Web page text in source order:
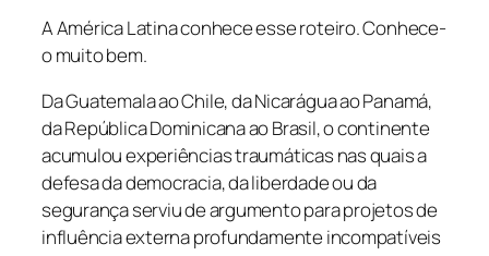
A América Latina conhece esse roteiro. Conhece-
o muito bem.
Da Guatemala ao Chile, da Nicarágua ao Panamá,
da República Dominicana ao Brasil, o continente
acumulou experiências traumáticas nas quais a
defesa da democracia, da liberdade ou da
segurança serviu de argumento para projetos de
influência externa profundamente incompatíveis